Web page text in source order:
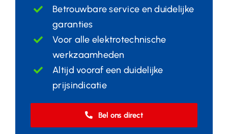
Betrouwbare service en duidelijke
garanties
Voor alle elektrotechnische
werkzaamheden
Altijd vooraf een duidelijke
prijsindicatie
Bel ons direct